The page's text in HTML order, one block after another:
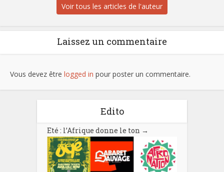
Voir tous les articles de l'auteur
Laissez un commentaire
Vous devez être logged in pour poster un commentaire.
Edito
Eté : l’Afrique donne le ton →